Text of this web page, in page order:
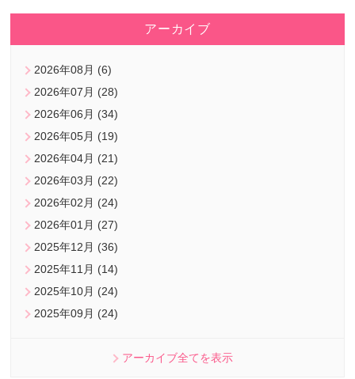
アーカイブ
2026年08月 (6)
2026年07月 (28)
2026年06月 (34)
2026年05月 (19)
2026年04月 (21)
2026年03月 (22)
2026年02月 (24)
2026年01月 (27)
2025年12月 (36)
2025年11月 (14)
2025年10月 (24)
2025年09月 (24)
アーカイブ全てを表示